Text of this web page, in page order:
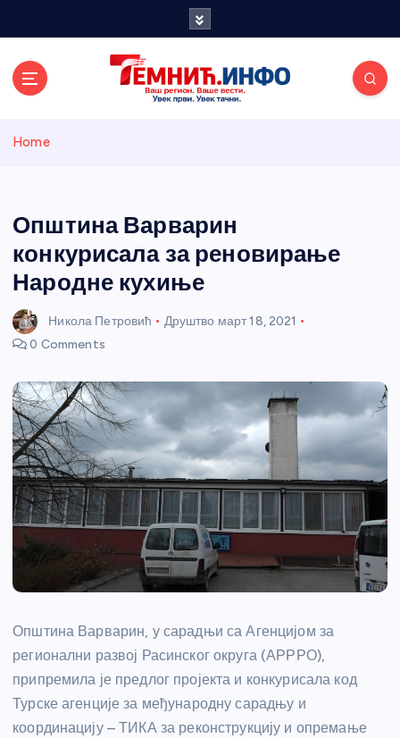
и портал
Home
Општина Варварин
конкурисала за реновирање
Народне кухиње
Никола Петровић Друштво март 18, 2021
0 Comments
Општина Варварин, у сарадњи са Агенцијом за
регионални развој Расинског округа (АРРРО),
припремила је предлог пројекта и конкурисала код
Турске агенције за међународну сарадњу и
координацију – ТИКА за реконструкцију и опремање